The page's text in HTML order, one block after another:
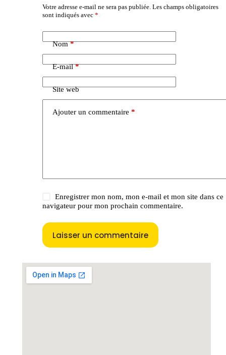
Votre adresse e-mail ne sera pas publiée. Les champs obligatoires
sont indiqués avec *
Nom*
E-mail*
Site web
Ajouter un commentaire *
Enregistrer mon nom, mon e-mail et mon site dans ce
navigateur pour mon prochain commentaire.
Laisser un commentaire
A
l
r
n
v
e